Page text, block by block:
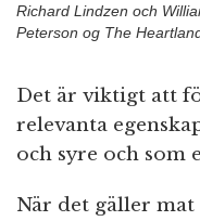
Richard Lindzen och
Peterson og The
Det är viktigt att
relevanta
och syre och som
När det gäller